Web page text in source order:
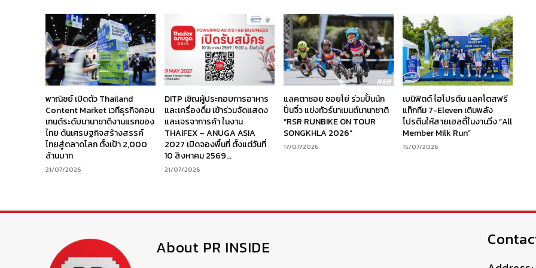
พาณิชย์ เปิดตัว Thailand
Content Market เวทีธุรกิจคอน
เทนต์ระดับนานาชาติงานแรกของ
ไทย ดันเศรษฐกิจสร้างสรรค์
ไทยสู่ตลาดโลก ตั้งเป้า 2,000
ล้านบาท
21/07/2026
DITP เชิญผู้ประกอบการอาหาร
และเครื่องดื่ม เข้าร่วมจัดแสดง
และเจรจาการค้า ในงาน
THAIFEX – ANUGA ASIA
2027 เปิดจองพื้นที่ ตั้งแต่วันที่
10 สิงหาคม 2569...
21/07/2026
แลคตาซอย ซอยโย่ ร่วมปั้นนัก
ปั่นจิ๋ว แข่งทัวร์นาเมนต์นานาชาติ
“RSR RUNBIKE ON TOUR
SONGKHLA 2026”
17/07/2026
เบนิฟิตต์ ไฮโปรตีน แลคโตสฟรี
แท็กทีม 7-Eleven เติมพลัง
โปรตีนให้สายเฮลตี้ในงานวิ่ง “All
Member Milk Run”
15/07/2026
About PR INSIDE